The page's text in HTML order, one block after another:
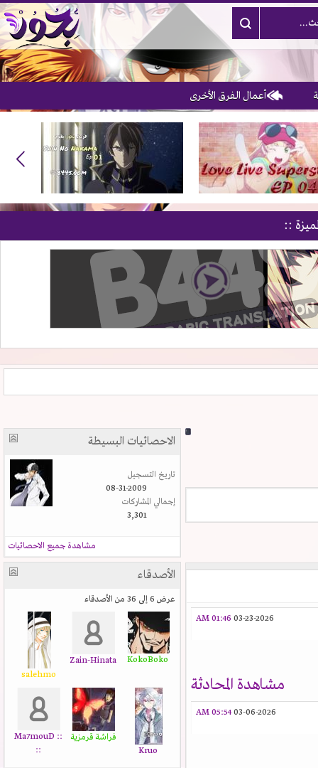
أعمال الفرق الأخرى
::
03-23-2026
01:46 AM
مشاهدة المحادثة
03-06-2026
05:54 AM
الاحصائيات البسيطة
تاريخ التسجيل
08-31-2009
إجمالي المشاركات
3,301
مشاهدة جميع الاحصائيات
الأصدقاء
عرض 6 إلى 36 من الأصدقاء
KokoBoko
Zain-Hinata
salehmo
Kruo
فراشة قرمزية
:: Ma7mouD
::